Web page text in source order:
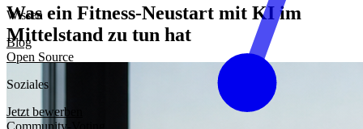
Wissen
Blog
Open Source
Soziales
Jetzt bewerben
Community-Voting
Was ein Fitness-Neustart mit KI im
Mittelstand zu tun hat